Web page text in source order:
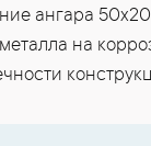
ангара
на